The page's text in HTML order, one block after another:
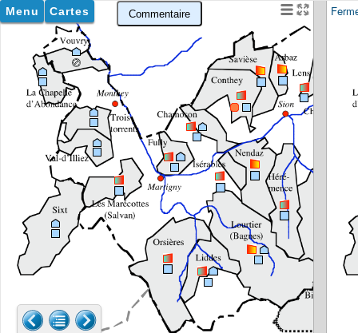
Menu Cartes Commentaire